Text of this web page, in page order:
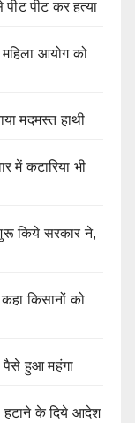
पीट कर हत्या
महिला आयोग को
मदमस्त हाथी
में कटारिया भी
किये सरकार ने,
किसानों को
हुआ महंगा
हटाने के दिये आदेश